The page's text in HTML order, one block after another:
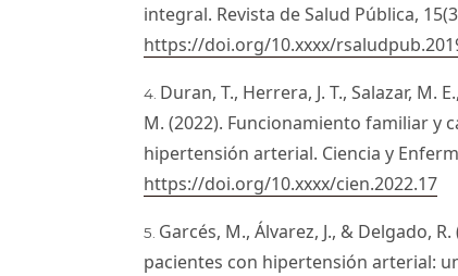
integral. Revista de Salud Pública,
https://doi.org/10.xxxx/
Duran, T., Herrera, J. T., Salazar, M.
M. (2022). Funcionamiento familiar y
hipertensión arterial. Ciencia y
https://doi.org/10.xxxx/cien.2022.17
Garcés, M., Álvarez, J., & Delgado,
pacientes con hipertensión arterial: